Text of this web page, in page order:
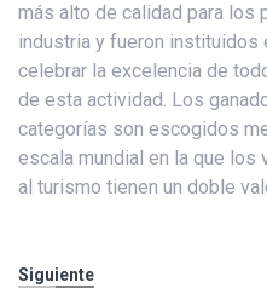
más alto de calidad para los
industria y fueron instituidos
celebrar la excelencia de
de esta actividad. Los
categorías son escogidos
escala mundial en la que
al turismo tienen un doble
Siguiente